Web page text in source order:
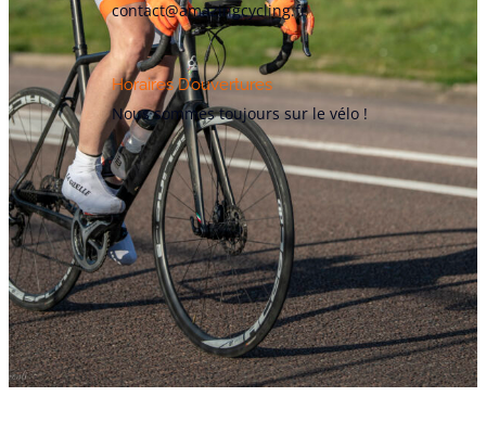
contact@amazingcycling.fr
Horaires D’ouvertures
Nous sommes toujours sur le vélo !